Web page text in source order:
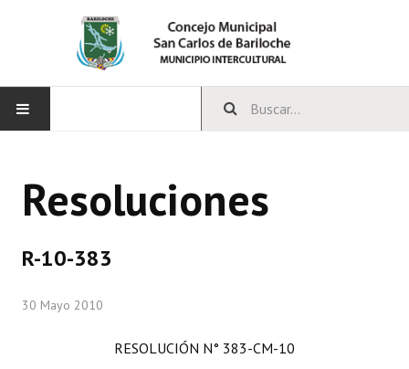
CONCEJO
Comisiones Permanentes
Comisiones Especiales
Resoluciones
R-10-383
30 Mayo 2010
RESOLUCIÓN N° 383-CM-10